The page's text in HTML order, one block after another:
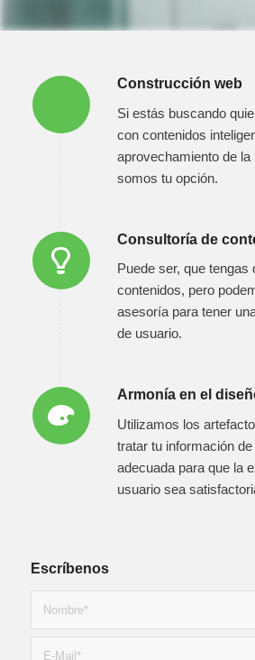
Construcción web
Si estás buscando
con contenidos
aprovechamiento de la
somos tu opción.
Consultoría de
Puede ser, que tengas
contenidos, pero
asesoría para tener
de usuario.
Armonía en el
Utilizamos los
tratar tu información
adecuada para que la
usuario sea
Escríbenos